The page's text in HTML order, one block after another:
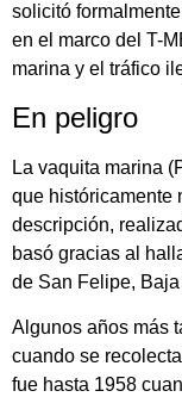
solicitó
en el marco del T-
marina y el tráfico
En peligro
La vaquita marina
que históricamente
descripción,
basó gracias al
de San Felipe,
Algunos años más
cuando se
fue hasta 1958